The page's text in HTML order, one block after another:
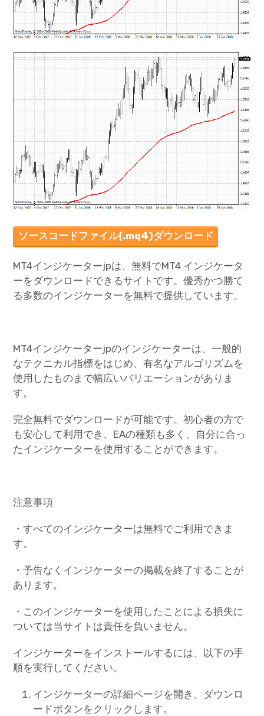
ソースコードファイル(.mq4)ダウンロード
MT4インジケーターjpは、無料でMT4 インジケータ
ーをダウンロードできるサイトです。優秀かつ勝て
る多数のインジケーターを無料で提供しています。
MT4インジケーターjpのインジケーターは、一般的
なテクニカル指標をはじめ、有名なアルゴリズムを
使用したものまで幅広いバリエーションがありま
す。
完全無料でダウンロードが可能です。初心者の方で
も安心して利用でき、EAの種類も多く、自分に合っ
たインジケーターを使用することができます。
注意事項
・すべてのインジケーターは無料でご利用できま
す。
・予告なくインジケーターの掲載を終了することが
あります。
・このインジケーターを使用したことによる損失に
ついては当サイトは責任を負いません。
インジケーターをインストールするには、以下の手
順を実行してください。
インジケーターの詳細ページを開き、ダウンロ
ードボタンをクリックします。